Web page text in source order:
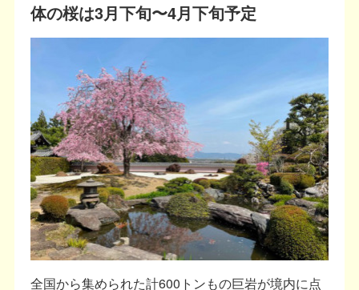
体の桜は3月下旬〜4月下旬予定
全国から集められた計600トンもの巨岩が境内に点